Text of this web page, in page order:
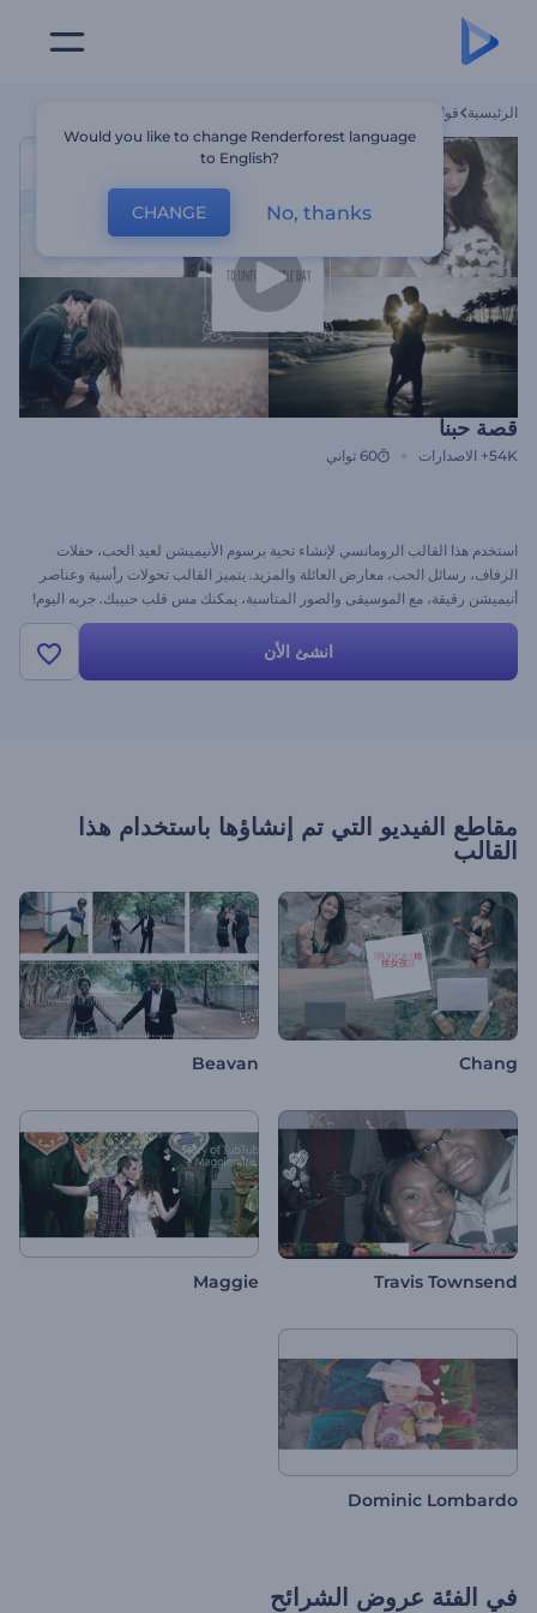
الرئيسية قوالب
قصة حبنا
54K+ الاصدارات 60 ثواني
استخدم هذا القالب الرومانسي لإنشاء تحية برسوم الأنيميشن لعيد الحب، حفلات
الزفاف، رسائل الحب، معارض العائلة والمزيد. يتميز القالب تحولات رأسية وعناصر
أنيميشن رقيقة، مع الموسيقى والصور المناسبة، يمكنك مس قلب حبيبك. جربه اليوم!
انشئ الأن
مقاطع الفيديو التي تم إنشاؤها باستخدام هذا
القالب
Chang
Beavan
Travis Townsend
Maggie
Dominic Lombardo
في الفئة عروض الشرائح
Would you like to change Renderforest language
to English?
CHANGE No, thanks